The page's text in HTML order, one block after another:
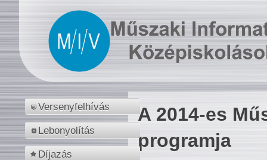
Versenyfelhívás
Lebonyolítás
Díjazás
A 2014-es
programja